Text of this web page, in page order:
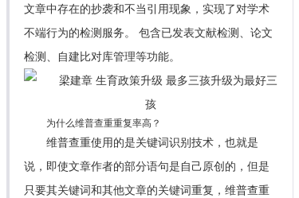
文章中存在的抄袭和不当引用现象，实现了对学术
不端行为的检测服务。 包含已发表文献检测、论文
检测、自建比对库管理等功能。
为什么维普查重重复率高？
维普查重使用的是关键词识别技术，也就是
说，即使文章作者的部分语句是自己原创的，但是
只要其关键词和其他文章的关键词重复，维普查重